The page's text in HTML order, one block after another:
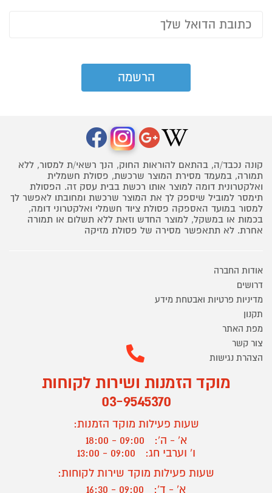
קונה נכבד/ה, בהתאם להוראות החוק, הנך רשאי/ת למסור, ללא
תמורה, במעמד מסירת המוצר שרכשת, פסולת חשמלית
ואלקטרונית דומה למוצר אותו רכשת בבית עסק זה. הפסולת
תימסר למוביל שיספק לך את המוצר שרכשת ומחובתו לאפשר לך
למסור במועד האספקה פסולת ציוד חשמלי ואלקטרוני דומה,
בכמות או במשקל, למוצר החדש וזאת ללא תשלום או תמורה
אחרת. לא תתאפשר מסירה של פסולת מזיקה
אודות החברה
דרושים
מדיניות פרטיות ואבטחת מידע
תקנון
מפת האתר
צור קשר
הצהרת נגישות
מוקד הזמנות ושירות לקוחות
03-9545370
שעות פעילות מוקד הזמנות:
א' - ה':
09:00 - 18:00
ו' וערבי חג:
09:00 - 13:00
שעות פעילות מוקד שירות לקוחות:
א' - ד':
09:00 - 16:30